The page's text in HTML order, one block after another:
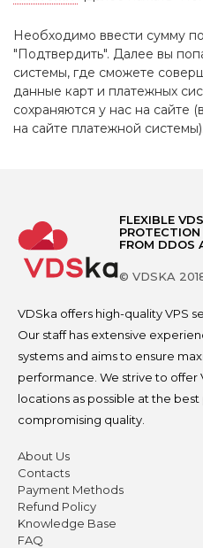
Необходимо ввести сумму
"Подтвердить". Далее вы
системы, где сможете
данные карт и платежных
сохраняются у нас на сайте
на сайте платежной системы).
FLEXIBLE
PROTECTION
FROM DDOS
© VDSKA
VDSka offers high-quality VPS
Our staff has extensive
systems and aims to ensure
performance. We strive to offer
locations as possible at the
compromising quality.
About Us
Contacts
Payment Methods
Refund Policy
Knowledge Base
FAQ